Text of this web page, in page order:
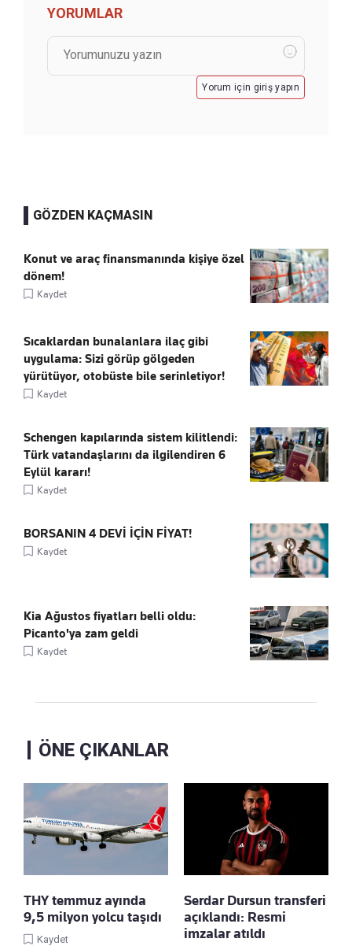
YORUMLAR
Yorum için giriş yapın
GÖZDEN KAÇMASIN
Konut ve araç finansmanında kişiye özel
dönem!
Kaydet
Sıcaklardan bunalanlara ilaç gibi
uygulama: Sizi görüp gölgeden
yürütüyor, otobüste bile serinletiyor!
Kaydet
Schengen kapılarında sistem kilitlendi:
Türk vatandaşlarını da ilgilendiren 6
Eylül kararı!
Kaydet
BORSANIN 4 DEVİ İÇİN FİYAT!
Kaydet
Kia Ağustos fiyatları belli oldu:
Picanto'ya zam geldi
Kaydet
ÖNE ÇIKANLAR
THY temmuz ayında
9,5 milyon yolcu taşıdı
Kaydet
Serdar Dursun transferi
açıklandı: Resmi
imzalar atıldı